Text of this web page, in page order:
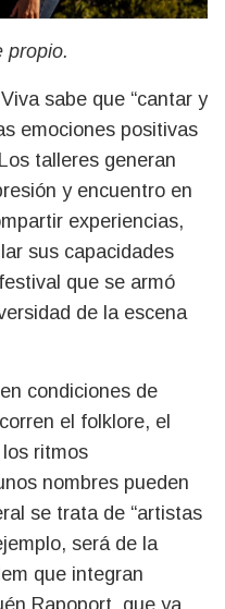
propio.
sabe que “cantar y
emociones positivas
talleres generan
y encuentro en
experiencias,
sus capacidades
que se armó
de la escena
condiciones de
el folklore, el
ritmos
nombres pueden
se trata de “artistas
será de la
que integran
Rapoport, que ya